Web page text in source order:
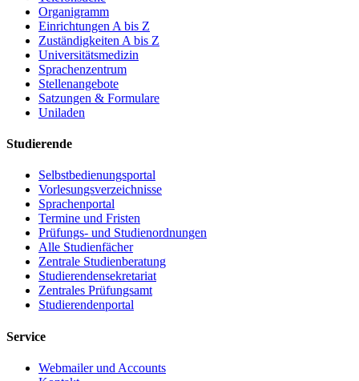
Organigramm
Einrichtungen A bis Z
Zuständigkeiten A bis Z
Universitätsmedizin
Sprachenzentrum
Stellenangebote
Satzungen & Formulare
Uniladen
Studierende
Selbstbedienungsportal
Vorlesungsverzeichnisse
Sprachenportal
Termine und Fristen
Prüfungs- und Studienordnungen
Alle Studienfächer
Zentrale Studienberatung
Studierendensekretariat
Zentrales Prüfungsamt
Studierendenportal
Service
Webmailer und Accounts